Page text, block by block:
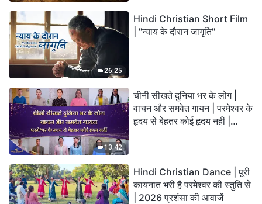
26:25
Hindi Christian Short Film
| "न्याय के दौरान जागृति"
13:42
चीनी सीखते दुनिया भर के लोग |
वाचन और समवेत गायन | परमेश्वर के
हृदय से बेहतर कोई हृदय नहीं |
Hindi Christian Dance | पूरी
कायनात भरी है परमेश्वर की स्तुति से
| 2026 प्रशंसा की आवाजें